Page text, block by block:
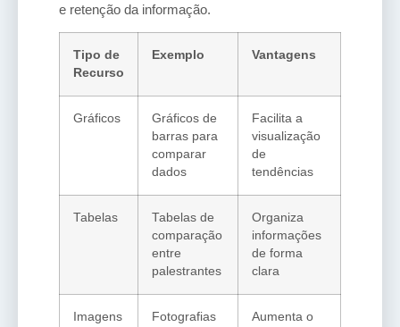
e retenção da informação.
Tipo de
Recurso
Exemplo Vantagens
Gráficos
Gráficos de
barras para
comparar
dados
Facilita a
visualização
de
tendências
Tabelas
Tabelas de
comparação
entre
palestrantes
Organiza
informações
de forma
clara
Imagens
Fotografias
Aumenta o